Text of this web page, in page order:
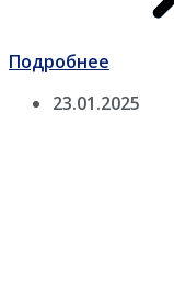
Подробнее
23.01.2025